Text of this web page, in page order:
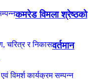
कमरेड विमला श्रेष्ठको
वर्तमान